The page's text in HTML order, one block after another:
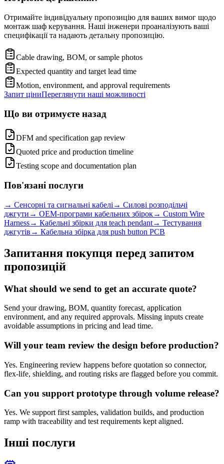
Отримайте індивідуальну пропозицію для ваших вимог щодо
монтаж шаф керування. Наші інженери проаналізують ваші
специфікації та надають детальну пропозицію.
Cable drawing, BOM, or sample photos
Expected quantity and target lead time
Motion, environment, and approval requirements
Запит ціниПереглянути наші можливості
Що ви отримуєте назад
DFM and specification gap review
Quoted price and production timeline
Testing scope and documentation plan
Пов'язані послуги
→ Сенсорні та сигнальні кабелі → Силові розподільчі
джгути → OEM-програми кабельних збірок→ Custom Wire
Harness→ Кабельні збірки для teach pendant→ Тестування
джгутів → Кабельна збірка для push button PCB
Запитання покупця перед запитом
пропозицій
What should we send to get an accurate quote?
Send your drawing, BOM, quantity forecast, application
environment, and any required approvals. Missing inputs create
avoidable assumptions in pricing and lead time.
Will your team review the design before production?
Yes. Engineering review happens before quotation so connector,
flex-life, shielding, and routing risks are flagged before you commit.
Can you support prototype through volume release?
Yes. We support first samples, validation builds, and production
ramp with traceability and test requirements kept aligned.
Інші послуги